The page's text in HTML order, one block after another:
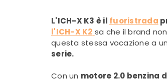
L'ICH-X K3 è il fuoristrada
l'ICH-X K2 sa che il brand
questa stessa vocazione a
serie.
Con un motore 2.0 benzina